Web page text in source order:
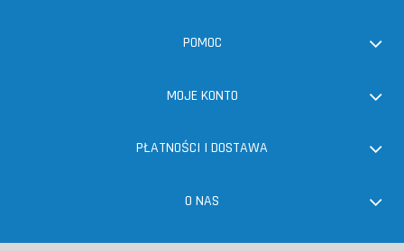
POMOC
MOJE KONTO
PŁATNOŚCI I DOSTAWA
O NAS